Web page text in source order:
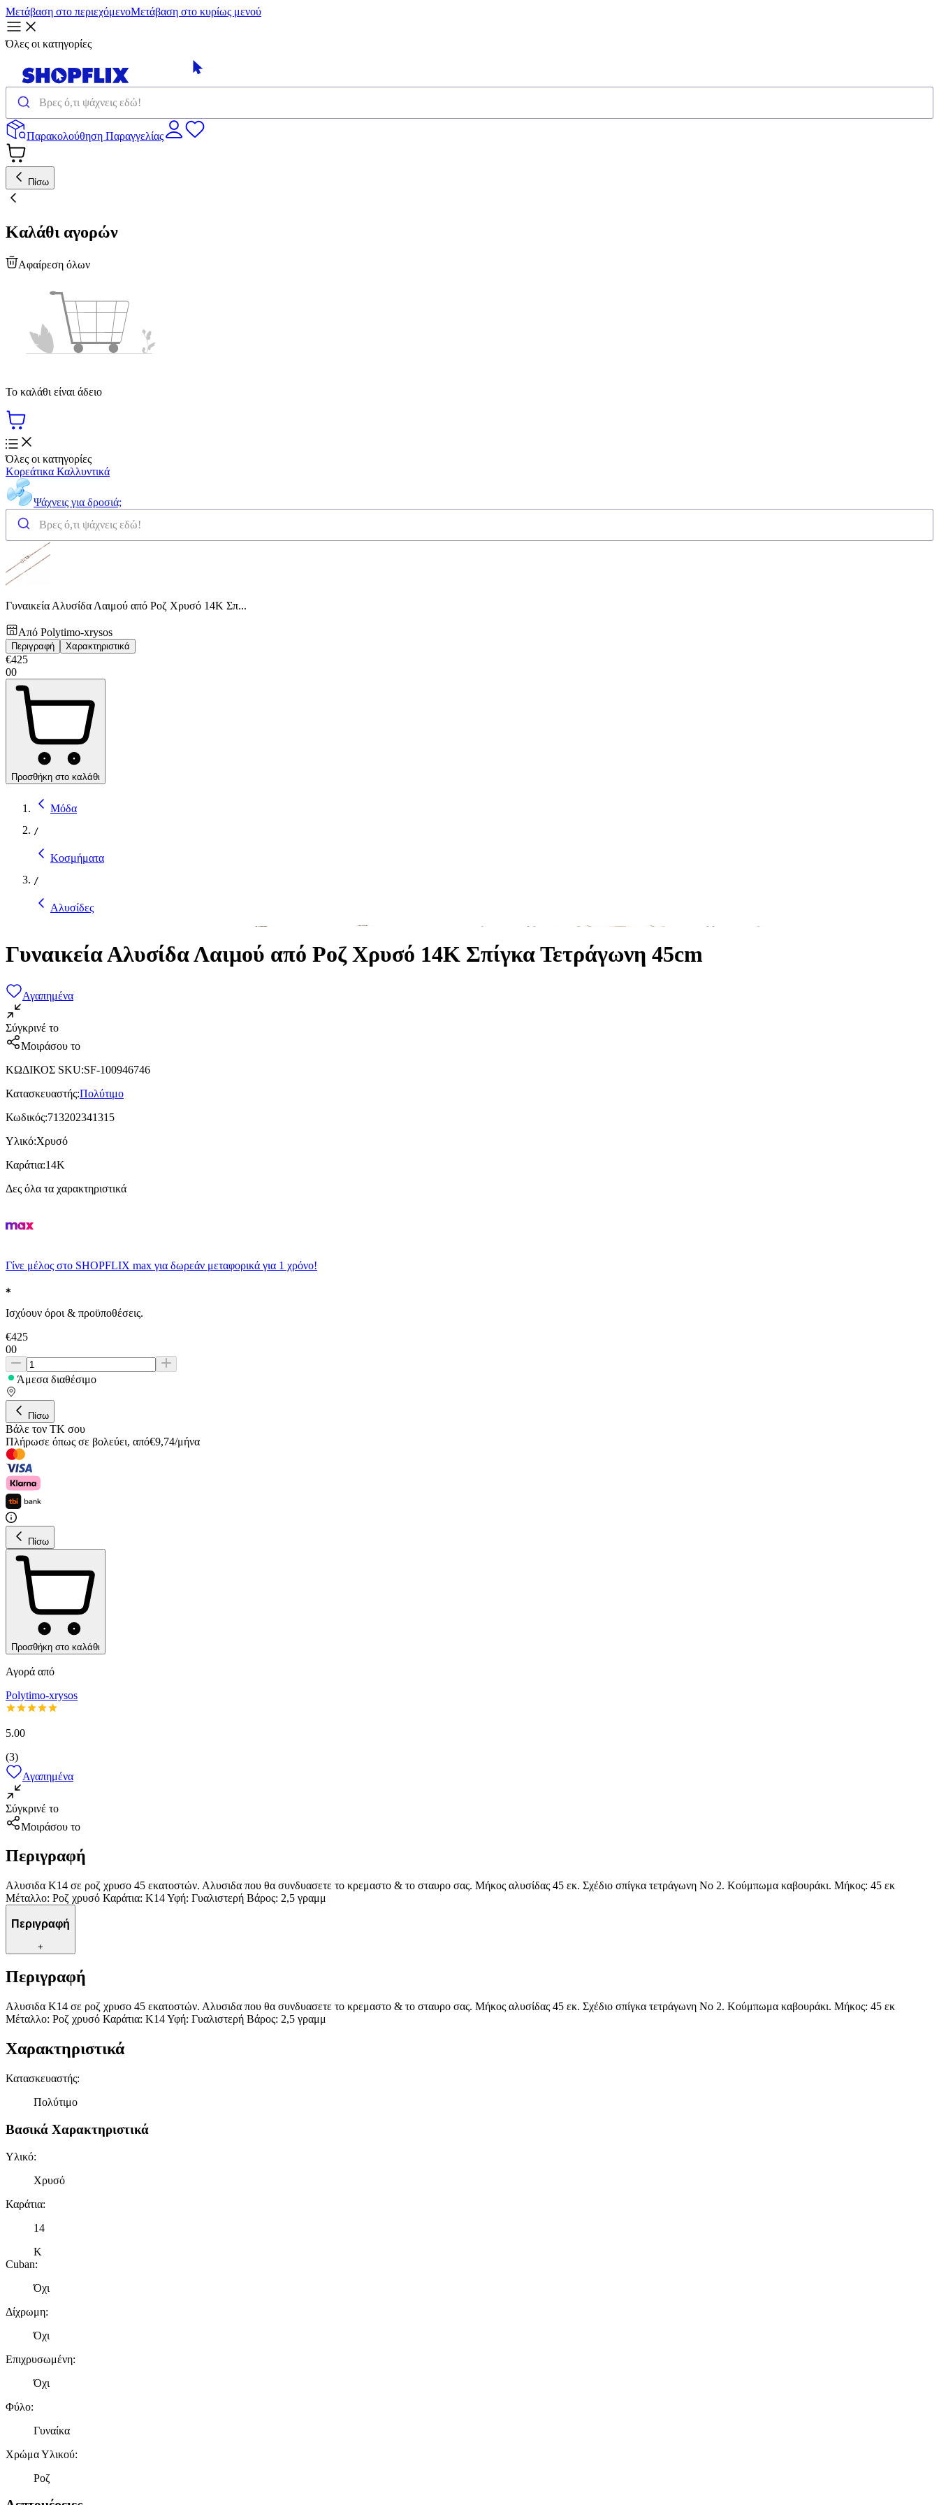
Μετάβαση στο περιεχόμενοΜετάβαση στο κυρίως μενού
Όλες οι κατηγορίες
Παρακολούθηση Παραγγελίας
Πίσω
Καλάθι αγορών
Αφαίρεση όλων
Το καλάθι είναι άδειο
Όλες οι κατηγορίες
Κορεάτικα Καλλυντικά
Ψάχνεις για δροσιά;
Γυναικεία Αλυσίδα Λαιμού από Ροζ Χρυσό 14Κ Σπ...
Από Polytimo-xrysos
Περιγραφή Χαρακτηριστικά
€425
00
Προσθήκη στο καλάθι
Μόδα
/
Κοσμήματα
/
Αλυσίδες
Γυναικεία Αλυσίδα Λαιμού από Ροζ Χρυσό 14Κ Σπίγκα Τετράγωνη 45cm
Αγαπημένα
Σύγκρινέ το
Μοιράσου το
ΚΩΔΙΚΟΣ SKU:SF-100946746
Κατασκευαστής:Πολύτιμο
Κωδικός:713202341315
Υλικό:Χρυσό
Καράτια:14Κ
Δες όλα τα χαρακτηριστικά
Γίνε μέλος στο SHOPFLIX max για δωρεάν μεταφορικά για 1 χρόνο!
Ισχύουν όροι & προϋποθέσεις.
€425
00
Άμεσα διαθέσιμο
Πίσω
Βάλε τον ΤΚ σου
Πλήρωσε όπως σε βολεύει, από€9,74/μήνα
Πίσω
Προσθήκη στο καλάθι
Αγορά από
Polytimo-xrysos
5.00
(3)
Αγαπημένα
Σύγκρινέ το
Μοιράσου το
Περιγραφή
Αλυσιδα Κ14 σε ροζ χρυσο 45 εκατοστών. Αλυσιδα που θα συνδυασετε το κρεμαστο & το σταυρο σας. Μήκος αλυσίδας 45 εκ. Σχέδιο σπίγκα τετράγωνη Νο 2. Κούμπωμα καβουράκι. Μήκος: 45 εκ
Μέταλλο: Ροζ χρυσό Καράτια: Κ14 Υφή: Γυαλιστερή Βάρος: 2,5 γραμμ
Περιγραφή
+
Περιγραφή
Αλυσιδα Κ14 σε ροζ χρυσο 45 εκατοστών. Αλυσιδα που θα συνδυασετε το κρεμαστο & το σταυρο σας. Μήκος αλυσίδας 45 εκ. Σχέδιο σπίγκα τετράγωνη Νο 2. Κούμπωμα καβουράκι. Μήκος: 45 εκ
Μέταλλο: Ροζ χρυσό Καράτια: Κ14 Υφή: Γυαλιστερή Βάρος: 2,5 γραμμ
Χαρακτηριστικά
Κατασκευαστής:
Πολύτιμο
Βασικά Χαρακτηριστικά
Υλικό:
Χρυσό
Καράτια:
14
Κ
Cuban:
Όχι
Δίχρωμη:
Όχι
Επιχρυσωμένη:
Όχι
Φύλο:
Γυναίκα
Χρώμα Υλικού:
Ροζ